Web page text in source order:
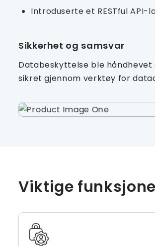
Introduserte et RESTful
Sikkerhet og samsvar
Databeskyttelse ble håndhevet
sikret gjennom verktøy for
Viktige